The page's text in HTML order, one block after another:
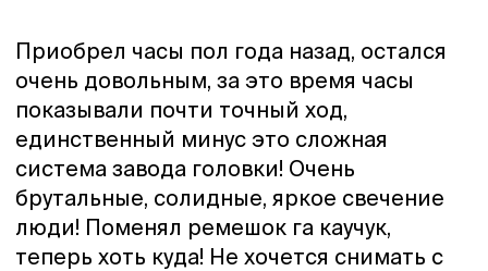
Приобрел часы пол года назад, остался
очень довольным, за это время часы
показывали почти точный ход,
единственный минус это сложная
система завода головки! Очень
брутальные, солидные, яркое свечение
люди! Поменял ремешок га каучук,
теперь хоть куда! Не хочется снимать с